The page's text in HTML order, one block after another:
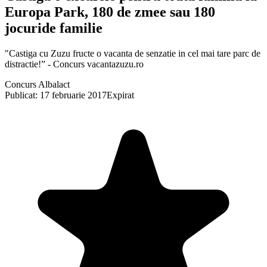
Europa Park, 180 de zmee sau 180
jocuride familie
"Castiga cu Zuzu fructe o vacanta de senzatie in cel mai tare parc de
distractie!” - Concurs vacantazuzu.ro
Concurs Albalact
Publicat: 17 februarie 2017Expirat